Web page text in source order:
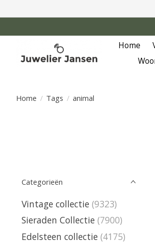
Home
Home / Tags / animal
Categorieën
Vintage collectie (9323)
Sieraden Collectie (7900)
Edelsteen collectie (4175)